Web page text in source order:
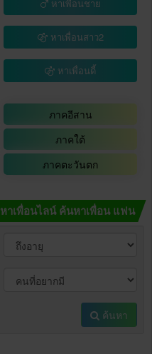
หาเพื่อนชาย
หาเพื่อนสาว2
หาเพื่อนดี้
ภาคอีสาน
ภาคใต้
ภาคตะวันตก
หาเพื่อนไลน์ ค้นหาเพื่อน แฟน
ค้นหา